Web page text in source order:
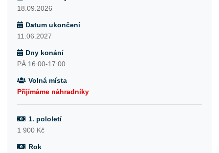
18.09.2026
Datum ukončení
11.06.2027
Dny konání
PÁ 16:00-17:00
Volná místa
Přijímáme náhradníky
1. pololetí
1 900 Kč
Rok